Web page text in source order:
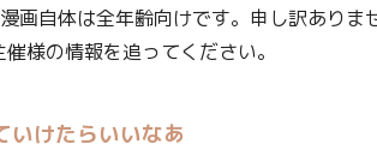
画自体は全年齢向けです。申し訳ありま
様の情報を追ってください。
いけたらいいなあ